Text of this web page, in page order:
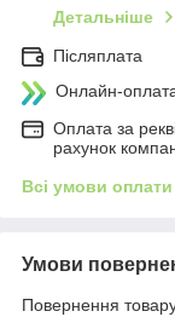
Детальніше
Післяплата
Онлайн-
Оплата за
рахунок
Всі умови оплати
Умови
Повернення